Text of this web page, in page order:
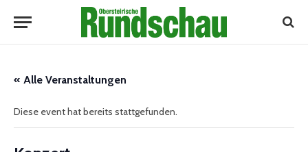
« Alle Veranstaltungen
Diese event hat bereits stattgefunden.